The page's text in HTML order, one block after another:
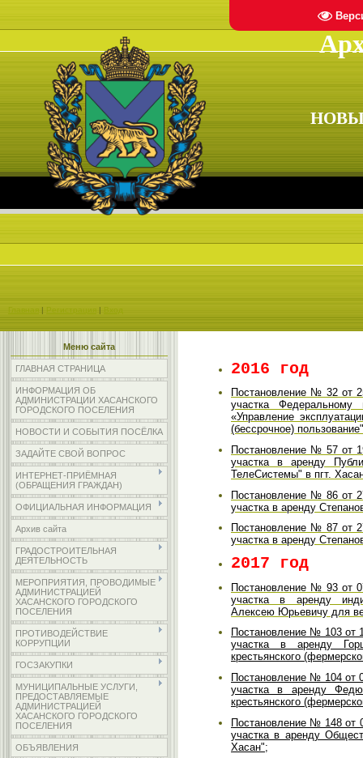
| | Вход
Меню сайта
ГЛАВНАЯ СТРАНИЦА
ИНФОРМАЦИЯ ОБ
АДМИНИСТРАЦИИ ХАСАНСКОГО
ГОРОДСКОГО ПОСЕЛЕНИЯ
НОВОСТИ И СОБЫТИЯ ПОСЁЛКА
ЗАДАЙТЕ СВОЙ ВОПРОС
ИНТЕРНЕТ-ПРИЁМНАЯ
(ОБРАЩЕНИЯ ГРАЖДАН)
ОФИЦИАЛЬНАЯ ИНФОРМАЦИЯ
Архив сайта
ГРАДОСТРОИТЕЛЬНАЯ
ДЕЯТЕЛЬНОСТЬ
МЕРОПРИЯТИЯ, ПРОВОДИМЫЕ
АДМИНИСТРАЦИЕЙ
ХАСАНСКОГО ГОРОДСКОГО
ПОСЕЛЕНИЯ
ПРОТИВОДЕЙСТВИЕ
КОРРУПЦИИ
ГОСЗАКУПКИ
МУНИЦИПАЛЬНЫЕ УСЛУГИ,
ПРЕДОСТАВЛЯЕМЫЕ
АДМИНИСТРАЦИЕЙ
ХАСАНСКОГО ГОРОДСКОГО
ПОСЕЛЕНИЯ
ОБЪЯВЛЕНИЯ
2016 год
Постановление № 32 от
участка Федеральному
«Управление
(бессрочное)
Постановление № 57 от
участка в аренду
ТелеСистемы" в пгт.
Постановление № 86 от
участка в аренду
Постановление № 87 от
участка в аренду
2017 год
Постановление № 93 от
участка в аренду
Алексею Юрьевичу для
Постановление № 103 от
участка в аренду
крестьянского
Постановление № 104 от
участка в аренду
крестьянского
Постановление № 148 от
участка в аренду
Хасан";